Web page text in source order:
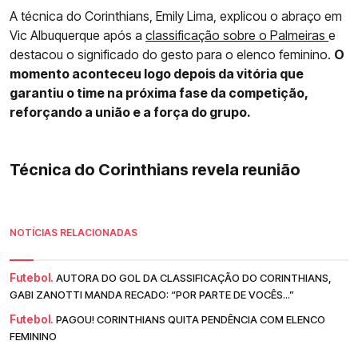
A técnica do Corinthians, Emily Lima, explicou o abraço em
Vic Albuquerque após a classificação sobre o Palmeiras e
destacou o significado do gesto para o elenco feminino. O
momento aconteceu logo depois da vitória que
garantiu o time na próxima fase da competição,
reforçando a união e a força do grupo.
Técnica do Corinthians revela reunião
NOTÍCIAS RELACIONADAS
Futebol. AUTORA DO GOL DA CLASSIFICAÇÃO DO CORINTHIANS,
GABI ZANOTTI MANDA RECADO: “POR PARTE DE VOCÊS...”
Futebol. PAGOU! CORINTHIANS QUITA PENDÊNCIA COM ELENCO
FEMININO